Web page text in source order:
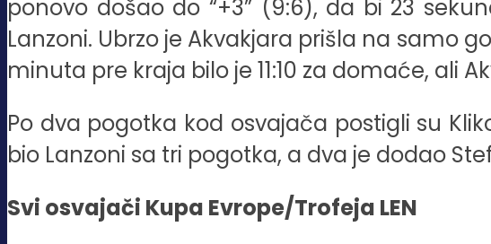
ponovo došao do “+3” (9:6), da bi 23
Lanzoni. Ubrzo je Akvakjara prišla na samo
minuta pre kraja bilo je 11:10 za domaće, ali
Po dva pogotka kod osvajača postigli su
bio Lanzoni sa tri pogotka, a dva je dodao
Svi osvajači Kupa Evrope/Trofeja LEN